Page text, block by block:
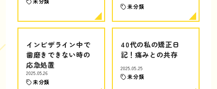
未分類
インビザライン中で
歯磨きできない時の
応急処置
2025.05.26
未分類
40代の私の矯正日
記！痛みとの共存
2025.05.25
未分類